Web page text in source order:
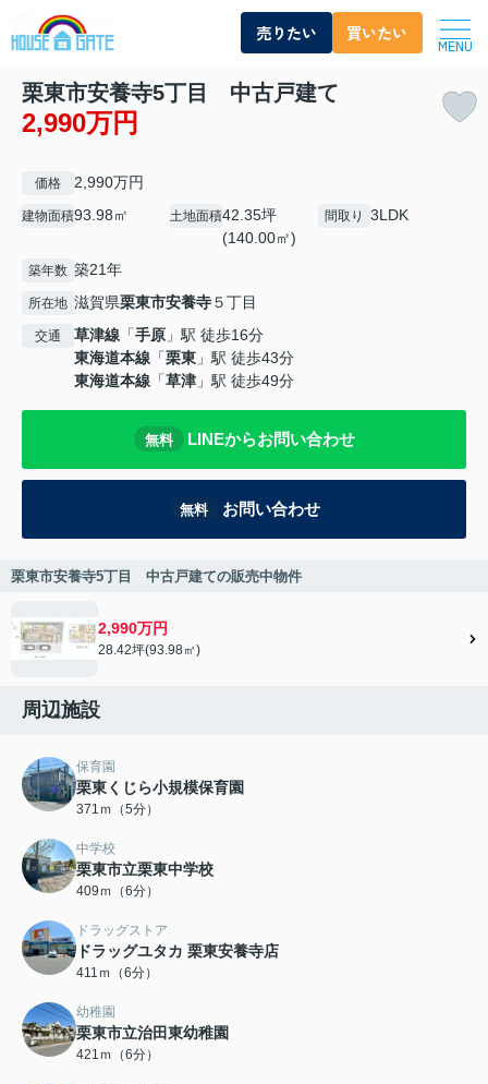
売りたい 買いたい
MENU
栗東市安養寺5丁目 中古戸建て
2,990万円
価格 2,990万円
建物面積93.98㎡ 土地面積42.35坪
(140.00㎡)
間取り 3LDK
築年数 築21年
所在地 滋賀県栗東市安養寺５丁目
交通 草津線 「手原 」駅 徒歩16分
東海道本線 「栗東 」駅 徒歩43分
東海道本線 「草津 」駅 徒歩49分
無料 LINEからお問い合わせ
無料 お問い合わせ
栗東市安養寺5丁目 中古戸建ての販売中物件
2,990万円
28.42坪(93.98㎡)
周辺施設
保育園
栗東くじら小規模保育園
371ｍ（5分）
中学校
栗東市立栗東中学校
409ｍ（6分）
ドラッグストア
ドラッグユタカ 栗東安養寺店
411ｍ（6分）
幼稚園
栗東市立治田東幼稚園
421ｍ（6分）